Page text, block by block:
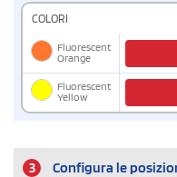
COLORI
Fluorescent
Orange
Fluorescent
Yellow
3 Configura le